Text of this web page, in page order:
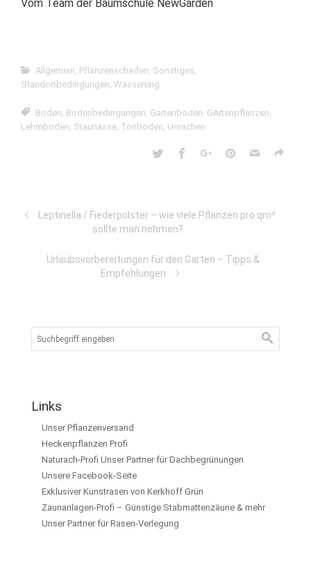
Vom Team der Baumschule NewGarden
Allgemein, Pflanzenschaden, Sonstiges,
Standortbedingungen, Wässerung
Boden, Bodenbedingungen, Gartenboden, GArtenpflanzen,
Lehmboden, Staunässe, Tonboden, Ursachen
Leptinella / Fiederpolster – wie viele Pflanzen pro qm²
sollte man nehmen?
Urlaubsvorbereitungen für den Garten – Tipps &
Empfehlungen
Links
Unser Pflanzenversand
Heckenpflanzen Profi
Naturach-Profi Unser Partner für Dachbegrünungen
Unsere Facebook-Seite
Exklusiver Kunstrasen von Kerkhoff Grün
Zaunanlagen-Profi – Günstige Stabmattenzäune & mehr
Unser Partner für Rasen-Verlegung